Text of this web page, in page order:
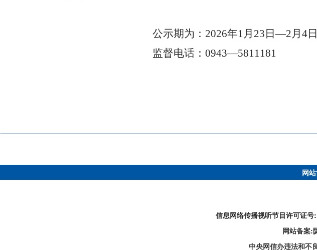
公示期为： 2026年1月 23 日—2月 4日
监督电话： 0943—5811181
网
信息网络传播视听节目许可证号
网站备案:
中央网信办违法和不